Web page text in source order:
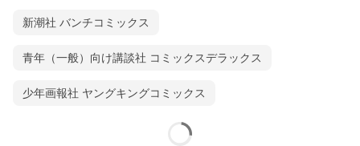
新潮社 バンチコミックス
青年（一般）向け講談社 コミックスデラックス
少年画報社 ヤングキングコミックス